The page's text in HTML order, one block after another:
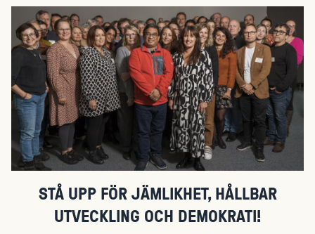
STÅ UPP FÖR JÄMLIKHET, HÅLLBAR
UTVECKLING OCH DEMOKRATI!